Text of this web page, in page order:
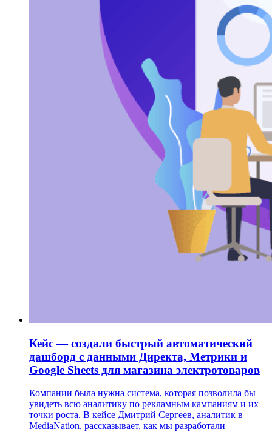
Кейс — создали быстрый автоматический
дашборд с данными Директа, Метрики и
Google Sheets для магазина электротоваров
Компании была нужна система, которая позволила бы
увидеть всю аналитику по рекламным кампаниям и их
точки роста. В кейсе Дмитрий Сергеев, аналитик в
MediaNation, рассказывает, как мы разработали